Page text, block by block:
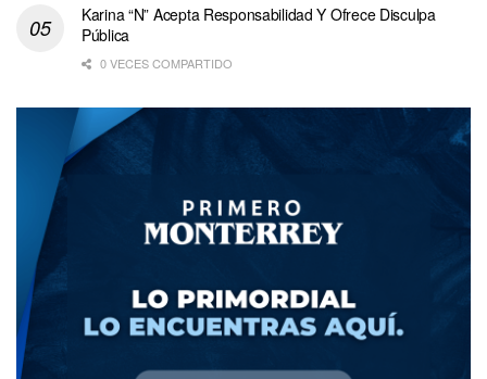
Karina “N” Acepta Responsabilidad Y Ofrece Disculpa
Pública
0 VECES COMPARTIDO